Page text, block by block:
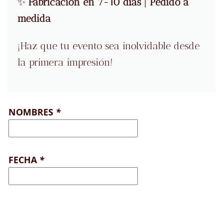
medida
¡Haz que tu evento sea inolvidable desde
la primera impresión!
NOMBRES *
FECHA *